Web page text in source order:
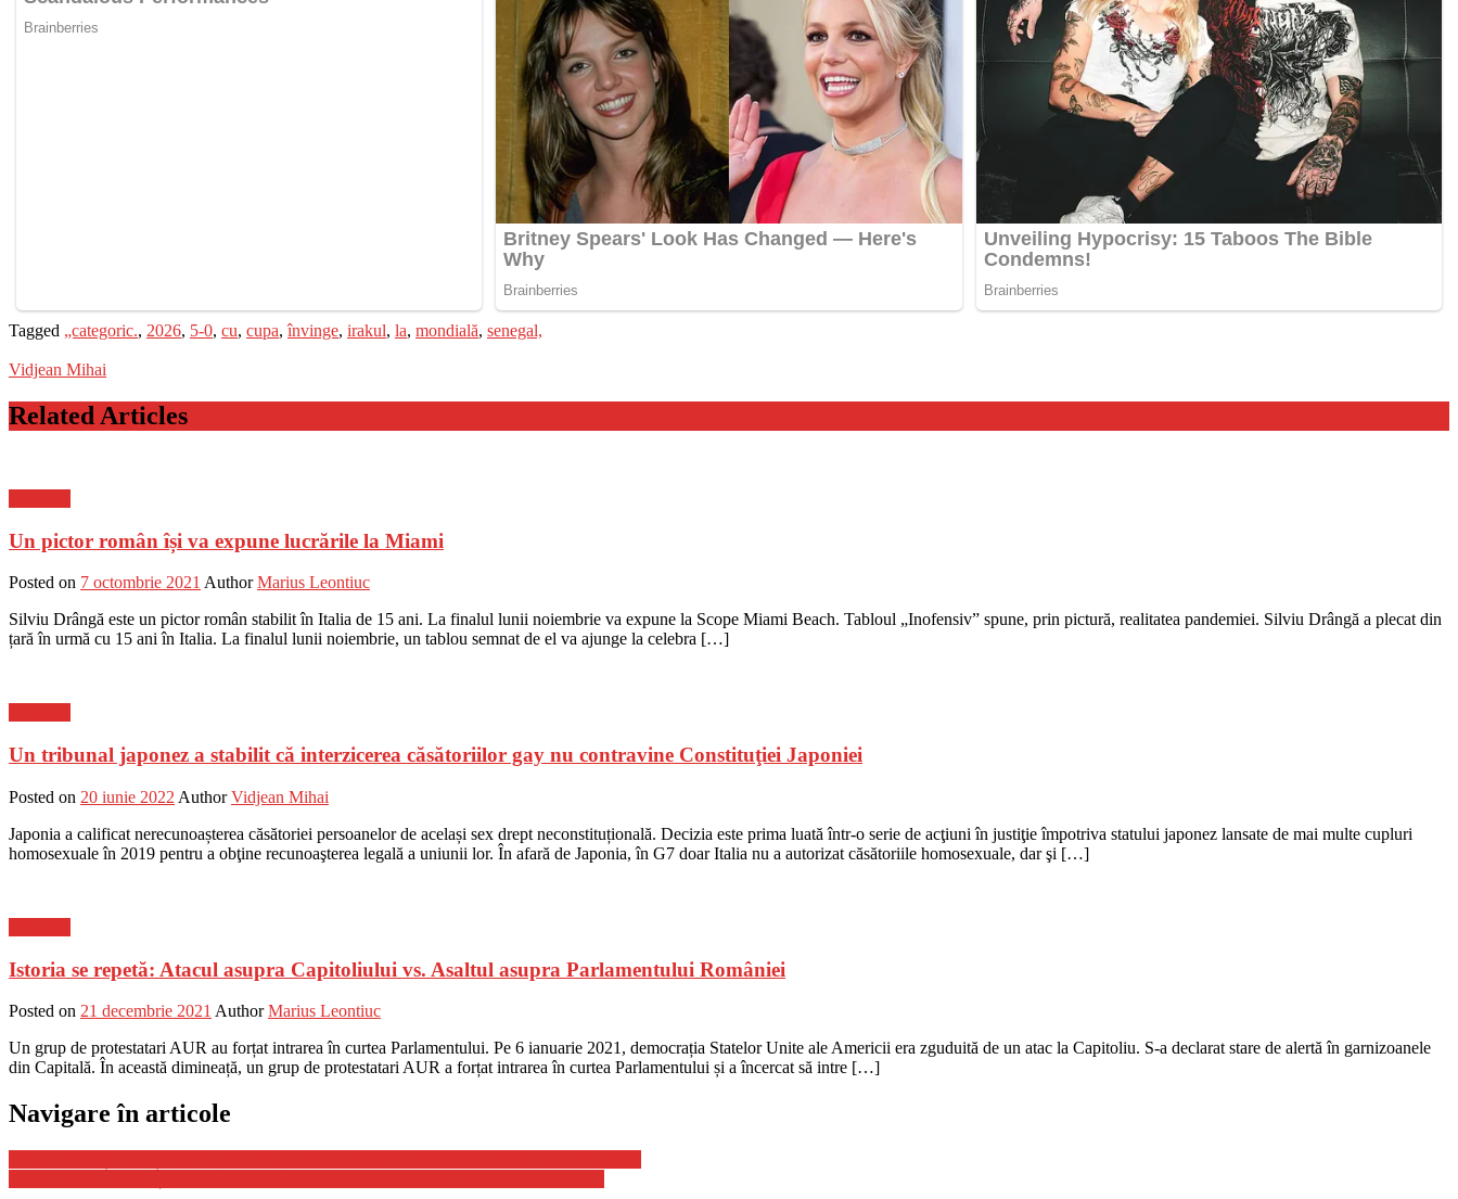
Tagged „categoric., 2026, 5-0, cu, cupa,învinge, irakul, la, mondială, senegal,
Vidjean Mihai
Related Articles
Un pictor român își va expune lucrările la Miami
Posted on 7 octombrie 2021 Author Marius Leontiuc
Silviu Drângă este un pictor român stabilit în Italia de 15 ani. La finalul lunii noiembrie va expune la Scope Miami Beach. Tabloul „Inofensiv” spune, prin pictură, realitatea pandemiei. Silviu Drângă a plecat din
țară în urmă cu 15 ani în Italia. La finalul lunii noiembrie, un tablou semnat de el va ajunge la celebra […]
Un tribunal japonez a stabilit că interzicerea căsătoriilor gay nu contravine Constituţiei Japoniei
Posted on 20 iunie 2022 Author Vidjean Mihai
Japonia a calificat nerecunoașterea căsătoriei persoanelor de același sex drept neconstituțională. Decizia este prima luată într-o serie de acţiuni în justiţie împotriva statului japonez lansate de mai multe cupluri
homosexuale în 2019 pentru a obţine recunoaşterea legală a uniunii lor. În afară de Japonia, în G7 doar Italia nu a autorizat căsătoriile homosexuale, dar şi […]
Istoria se repetă: Atacul asupra Capitoliului vs. Asaltul asupra Parlamentului României
Posted on 21 decembrie 2021 Author Marius Leontiuc
Un grup de protestatari AUR au forțat intrarea în curtea Parlamentului. Pe 6 ianuarie 2021, democrația Statelor Unite ale Americii era zguduită de un atac la Capitoliu. S-a declarat stare de alertă în garnizoanele
din Capitală. În această dimineață, un grup de protestatari AUR a forțat intrarea în curtea Parlamentului și a încercat să intre […]
Navigare în articole